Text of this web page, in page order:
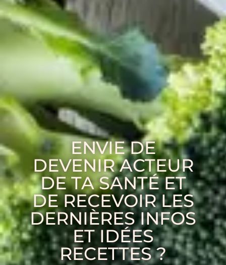
ENVIE DE
DEVENIR ACTEUR
DE TA SANTÉ ET
DE RECEVOIR LES
DERNIÈRES INFOS
ET IDÉES
RECETTES ?